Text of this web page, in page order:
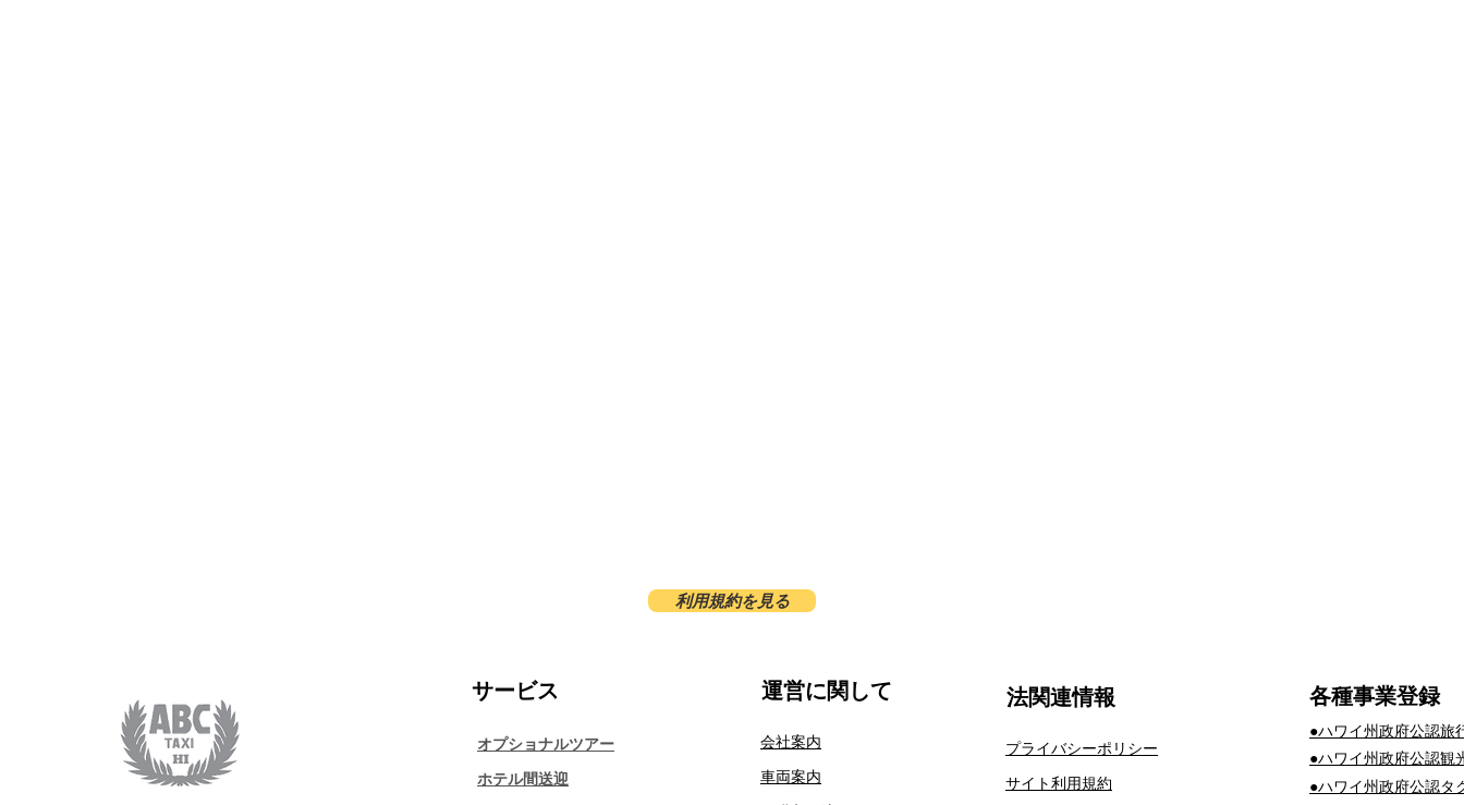
利用規約を見る
サービス​
オプショナルツアー
ホテル間送迎
運営に関して
会社案内
車両案内
法関連情報
プライバシーポリシー
サイト利用規約
​各種事業登録
​●ハワイ州政府公認旅
​●ハワイ州政府公認観
​●ハワイ州政府公認タ